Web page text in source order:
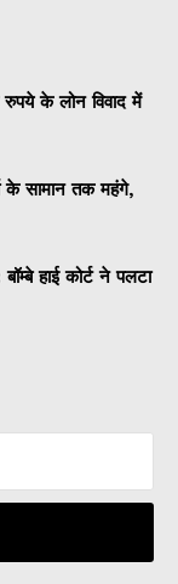
रुपये के लोन विवाद में
के सामान तक महंगे,
हाई कोर्ट ने पलटा